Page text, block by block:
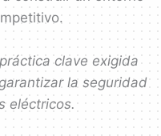
clave exigida
la seguridad
eléctricos.